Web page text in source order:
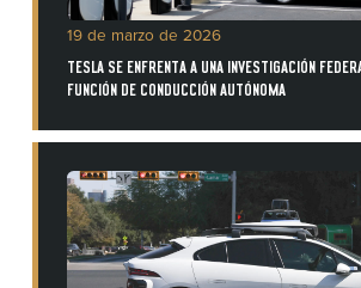
19 de marzo de 2026
TESLA SE ENFRENTA A UNA INVESTIGACIÓN
FUNCIÓN DE CONDUCCIÓN AUTÓNOMA